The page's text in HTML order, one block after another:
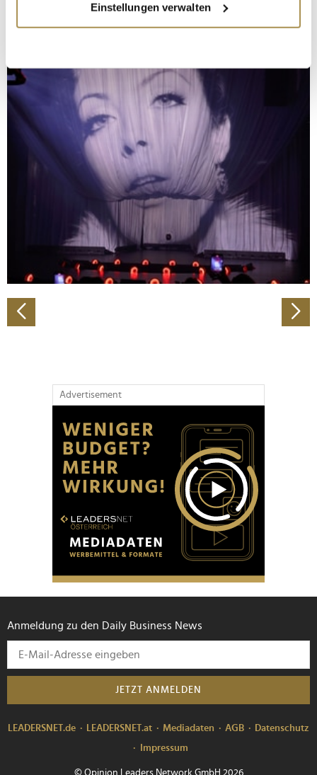
Informationen über Ihre geografische Lage
erfassen, welche bis auf einige Meter genau sein
bestimmten Merkmalen (Fingerprinting) identifizieren
Erfahren Sie mehr darüber, wie Ihre persönlichen Daten
verarbeitet werden, und legen Sie Ihre Präferenzen im
Abschnitt Einzelheiten
Wir verwenden Cookies, um Inhalte und Anzeigen zu
personalisieren, Funktionen für soziale Medien anbieten
zu können und die Zugriffe auf unsere Website zu
analysieren. Außerdem geben wir Informationen zu Ihrer
Verwendung unserer Website an unsere Partner für
soziale Medien, Werbung und Analysen weiter. Unsere
Partner führen diese Informationen möglicherweise mit
haben oder die sie im Rahmen Ihrer Nutzung der Dienste
gesammelt haben.
Einstellungen verwalten
Advertisement
Anmeldung zu den Daily Business News
JETZT ANMELDEN
LEADERSNET.de LEADERSNET.at Mediadaten AGB
Datenschutz
Impressum